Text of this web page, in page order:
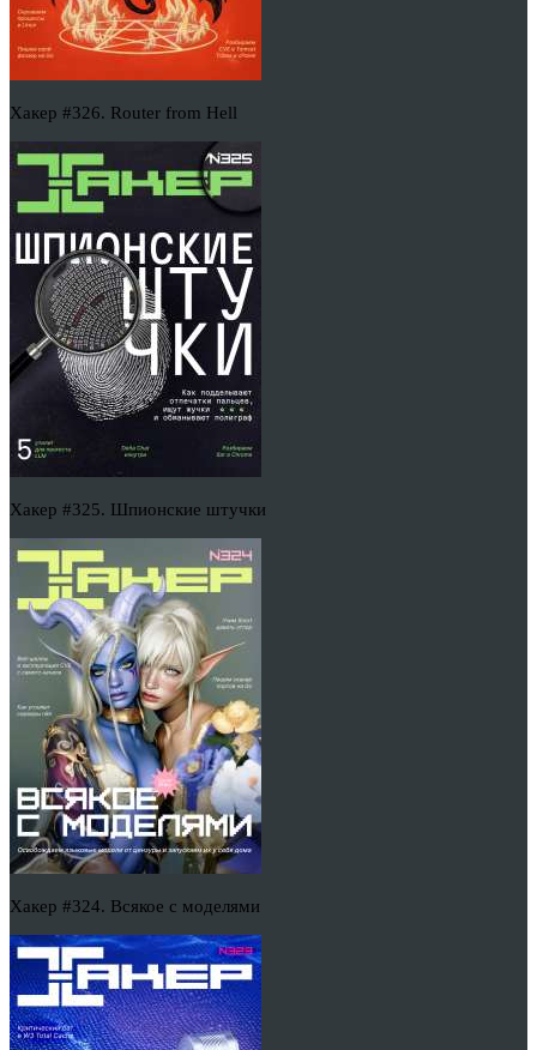
Хакер #326. Router from Hell
Хакер #325. Шпионские штучки
Хакер #324. Всякое с моделями